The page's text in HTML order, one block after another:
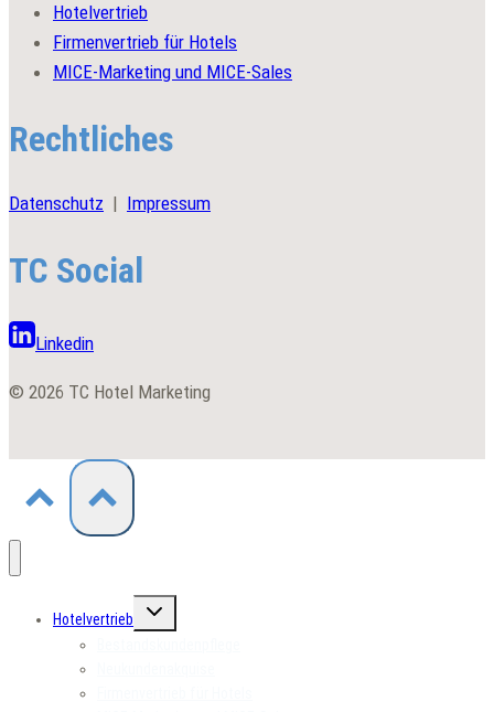
Hotelvertrieb
Firmenvertrieb für Hotels
MICE-Marketing und MICE-Sales
Rechtliches
Datenschutz | Impressum
TC Social
Linkedin
© 2026 TC Hotel Marketing
Hotelvertrieb
Untermenü
umschalten